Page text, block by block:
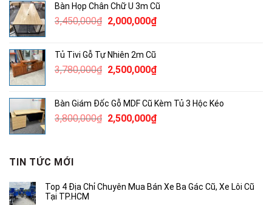
1,050,000₫.
là:
850,000₫.
Bàn Họp Chân Chữ U 3m Cũ
3,450,000₫ Giá
3,450,000₫.
2,000,000₫Giá
2,000,000₫.
Tủ Tivi Gỗ Tự Nhiên 2m Cũ
3,780,000₫ Giá
3,780,000₫.
2,500,000₫Giá
là:
2,500,000₫.
Bàn Giám Đốc Gỗ MDF Cũ Kèm Tủ 3 Hộc Kéo
3,800,000₫ Giá
2,500,000₫Giá
TIN TỨC MỚI
Top 4 Địa Chỉ Chuyên Mua Bán Xe Ba Gác Cũ, Xe Lôi Cũ
Tại TP.HCM